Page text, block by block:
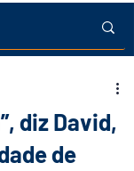
diz David,
de